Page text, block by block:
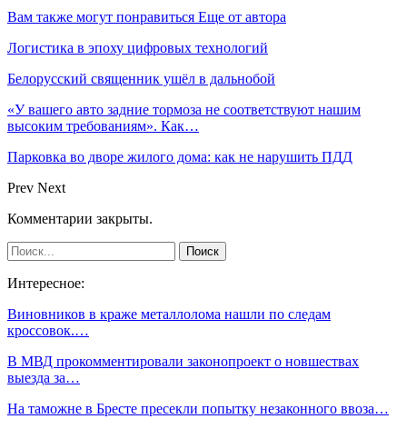
Вам также могут понравиться Еще от автора
Логистика в эпоху цифровых технологий
Белорусский священник ушёл в дальнобой
«У вашего авто задние тормоза не соответствуют нашим
высоким требованиям». Как…
Парковка во дворе жилого дома: как не нарушить ПДД
Prev Next
Комментарии закрыты.
Интересное:
Виновников в краже металлолома нашли по следам
кроссовок.…
В МВД прокомментировали законопроект о новшествах
выезда за…
На таможне в Бресте пресекли попытку незаконного ввоза…